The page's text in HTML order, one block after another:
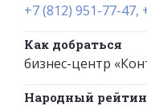
+7 (812) 951-77-47,
Как добраться
бизнес-центр
Народный